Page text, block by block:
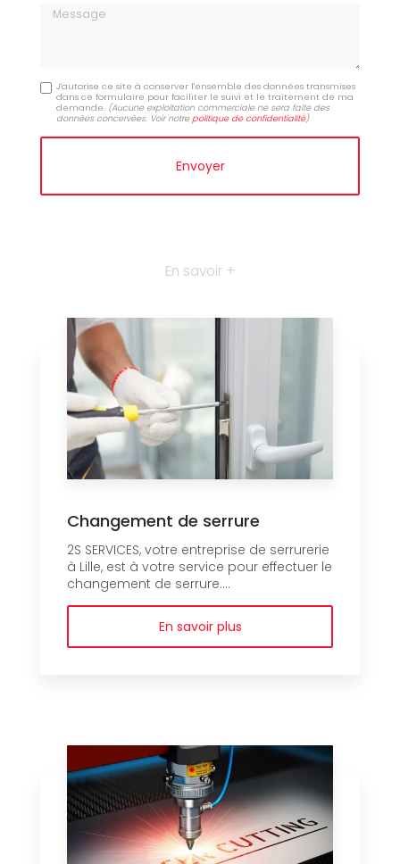
Message
J'autorise ce site à conserver l'ensemble des données transmises
dans ce formulaire pour faciliter le suivi et le traitement de ma
demande. (Aucune exploitation commerciale ne sera faite des
données concervées. Voir notrepolitique de confidentialité)
En savoir +
Changement de serrure
2S SERVICES, votre entreprise de serrurerie
à Lille, est à votre service pour effectuer le
changement de serrure....
En savoir plus